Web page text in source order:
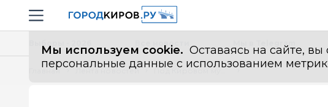
Навигация сайта
Мы используем cookie. Оставаясь на сайте,
персональные данные с использованием
Все новости
Главная Лента новостей